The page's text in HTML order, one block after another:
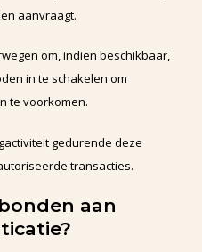
aanvraagt.
om, indien beschikbaar,
in te schakelen om
te voorkomen.
gedurende deze
transacties.
aan